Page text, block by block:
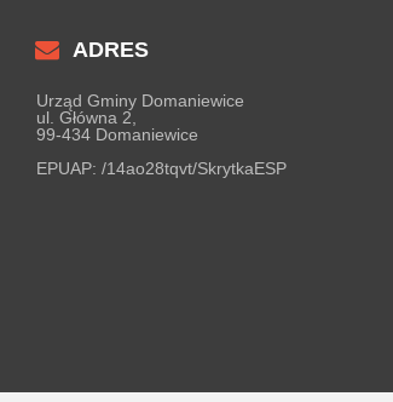
ADRES
Urząd Gminy Domaniewice
ul. Główna 2,
99-434 Domaniewice
EPUAP: /14ao28tqvt/SkrytkaESP